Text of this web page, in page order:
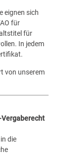
eignen sich
für
für
In jedem
von unserem
Vergaberecht
die